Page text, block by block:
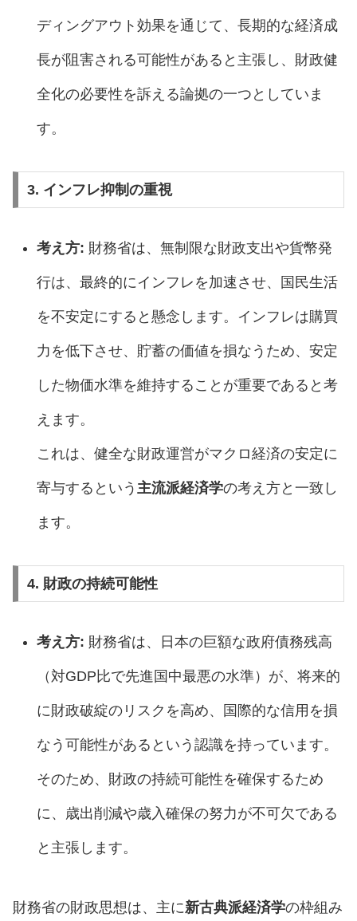
ディングアウト効果を通じて、長期的な経済成
長が阻害される可能性があると主張し、財政健
全化の必要性を訴える論拠の一つとしていま
す。
3. インフレ抑制の重視
考え方: 財務省は、無制限な財政支出や貨幣発
行は、最終的にインフレを加速させ、国民生活
を不安定にすると懸念します。インフレは購買
力を低下させ、貯蓄の価値を損なうため、安定
した物価水準を維持することが重要であると考
えます。
これは、健全な財政運営がマクロ経済の安定に
寄与するという 主流派経済学の考え方と一致し
ます。
4. 財政の持続可能性
考え方: 財務省は、日本の巨額な政府債務残高
（対GDP比で先進国中最悪の水準）が、将来的
に財政破綻のリスクを高め、国際的な信用を損
なう可能性があるという認識を持っています。
そのため、財政の持続可能性を確保するため
に、歳出削減や歳入確保の努力が不可欠である
と主張します。
財務省の財政思想は、主に新古典派経済学の枠組み